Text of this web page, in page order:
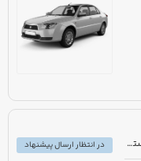
مزایده دولتی خودرو پژو 405 مدل 1390 رنگ خاکستری
در انتظار ارسال پیشنهاد